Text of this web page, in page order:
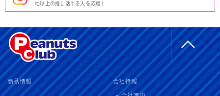
地球上の推し活する人を応援！
商品情報 会社情報